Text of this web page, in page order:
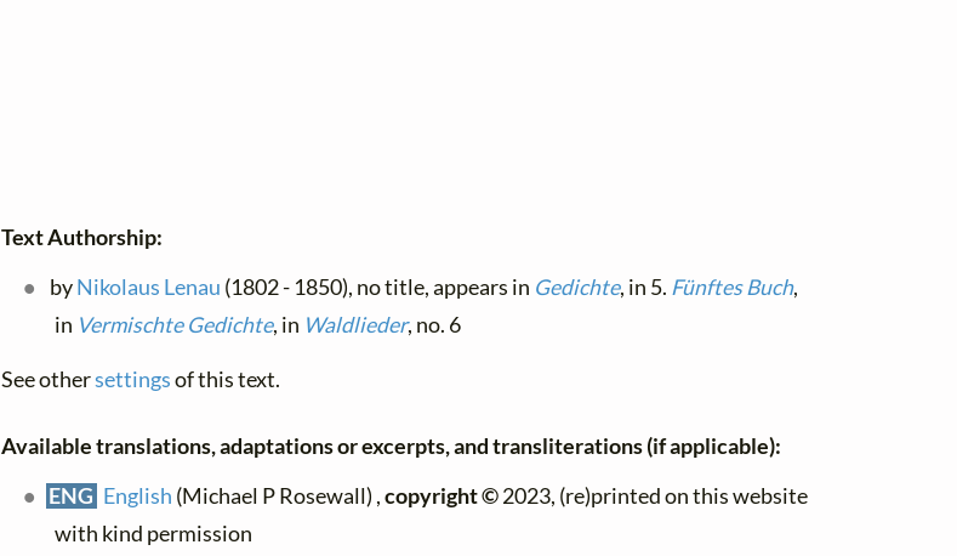
Text Authorship:
byNikolaus Lenau (1802 - 1850), no title, appears in Gedichte, in 5. Fünftes Buch,
in Vermischte Gedichte, in Waldlieder, no. 6
See othersettingsof this text.
Available translations, adaptations or excerpts, and transliterations (if applicable):
ENG English (Michael P Rosewall) ,copyright ©2023, (re)printed on this website
with kind permission